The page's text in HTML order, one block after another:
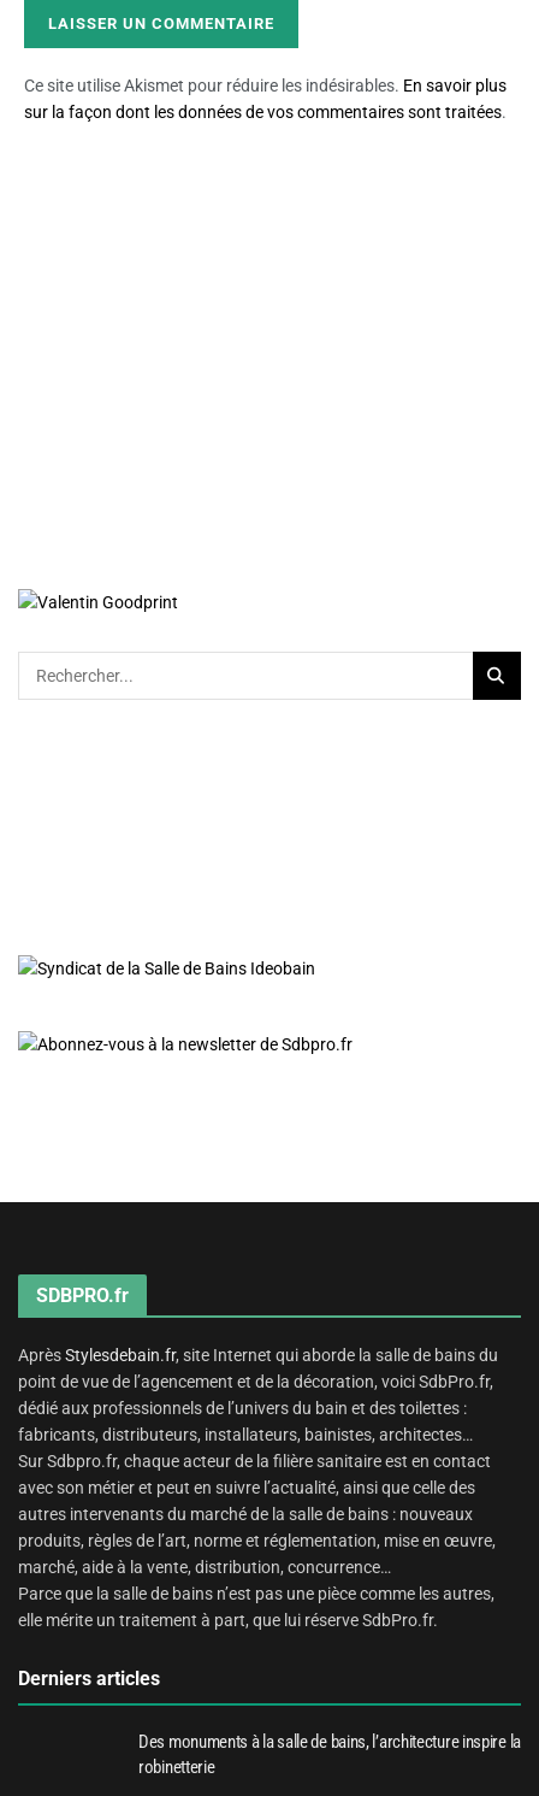
Ce site utilise Akismet pour réduire les indésirables. En savoir plus
sur la façon dont les données de vos commentaires sont traitées.
SDBPRO.fr
AprèsStylesdebain.fr, site Internet qui aborde la salle de bains du
point de vue de l’agencement et de la décoration, voici SdbPro.fr,
dédié aux professionnels de l’univers du bain et des toilettes :
fabricants, distributeurs, installateurs, bainistes, architectes…
Sur Sdbpro.fr, chaque acteur de la filière sanitaire est en contact
avec son métier et peut en suivre l’actualité, ainsi que celle des
autres intervenants du marché de la salle de bains : nouveaux
produits, règles de l’art, norme et réglementation, mise en œuvre,
marché, aide à la vente, distribution, concurrence…
Parce que la salle de bains n’est pas une pièce comme les autres,
elle mérite un traitement à part, que lui réserve SdbPro.fr.
Derniers articles
Des monuments à la salle de bains, l’architecture inspire la
robinetterie